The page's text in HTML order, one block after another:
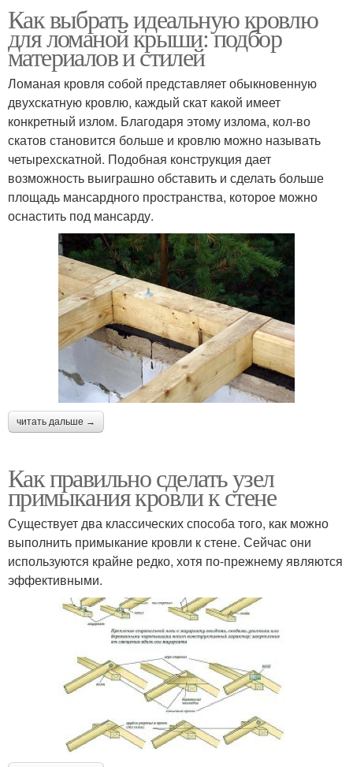
Как выбрать идеальную кровлю
для ломаной крыши: подбор
материалов и стилей
Ломаная кровля собой представляет обыкновенную
двухскатную кровлю, каждый скат какой имеет
конкретный излом. Благодаря этому излома, кол-во
скатов становится больше и кровлю можно называть
четырехскатной. Подобная конструкция дает
возможность выиграшно обставить и сделать больше
площадь мансардного пространства, которое можно
оснастить под мансарду.
читать дальше →
Как правильно сделать узел
примыкания кровли к стене
Существует два классических способа того, как можно
выполнить примыкание кровли к стене. Сейчас они
используются крайне редко, хотя по-прежнему являются
эффективными.